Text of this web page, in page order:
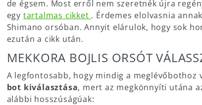
de égsem. Most erről nem szeretnék újra
egy tartalmas cikket . Érdemes elolvasnia
Shimano orsóban. Annyit elárulok, hogy sok
ezután a cikk után.
MEKKORA BOJLIS ORSÓT
A legfontosabb, hogy mindig a meglévőbothoz
bot kiválasztása, mert az megkönnyíti utána
alábbi hosszúságúak: